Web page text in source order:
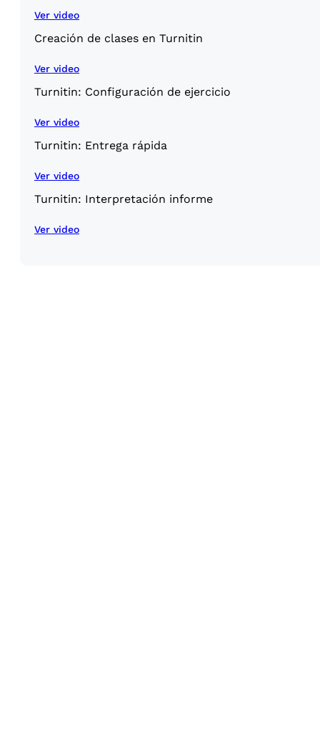
Ver video
Creación de clases en Turnitin
Ver video
Turnitin: Configuración de ejercicio
Ver video
Turnitin: Entrega rápida
Ver video
Turnitin: Interpretación informe
Ver video